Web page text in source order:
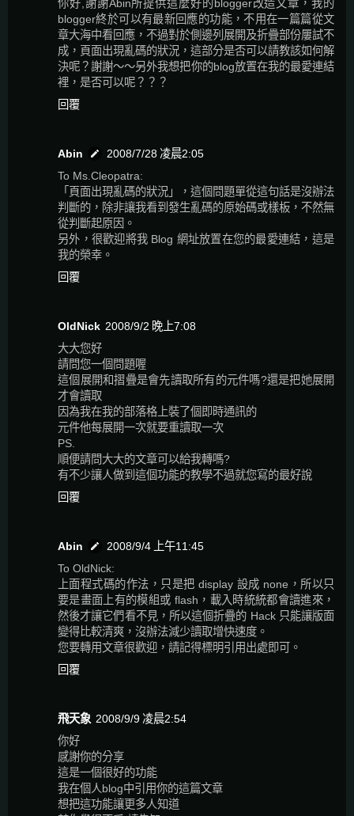
你好,謝謝Abin所提供這麼好的blogger改造文章，我的
blogger終於可以有最新回應的功能，不用在一篇篇從文
章大海中看回應，不過對於側邊列展開及折疊部份屢試不
成，頁面出現亂碼的狀況，這部分是否可以請教該如何解
決呢？謝謝～～另外我想把你的blog放置在我的最愛連結
裡，是否可以呢？？？
回覆
Abin
2008/7/28 凌晨2:05
To Ms.Cleopatra:
「頁面出現亂碼的狀況」，這個問題單從這句話是沒辦法
判斷的，除非讓我看到發生亂碼的原始碼或樣板，不然無
從判斷起原因。
另外，很歡迎將我 Blog 網址放置在您的最愛連結，這是
我的榮幸。
回覆
OldNick 2008/9/2 晚上7:08
大大您好
請問您一個問題喔
這個展開和摺疊是會先讀取所有的元件嗎?還是把她展開
才會讀取
因為我在我的部落格上裝了個即時通訊的
元件他每展開一次就要重讀取一次
PS.
順便請問大大的文章可以給我轉嗎?
有不少讓人做到這個功能的教學不過就您寫的最好說
回覆
Abin
2008/9/4 上午11:45
To OldNick:
上面程式碼的作法，只是把 display 設成 none，所以只
要是畫面上有的模組或 flash，載入時統統都會讀進來，
然後才讓它們看不見，所以這個折疊的 Hack 只能讓版面
變得比較清爽，沒辦法減少讀取增快速度。
您要轉用文章很歡迎，請記得標明引用出處即可。
回覆
飛天象 2008/9/9 凌晨2:54
你好
感謝你的分享
這是一個很好的功能
我在個人blog中引用你的這篇文章
想把這功能讓更多人知道